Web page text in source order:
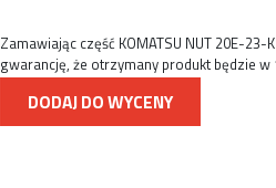
Zamawiając część KOMATSU NUT 20E-23-
gwarancję, że otrzymany produkt będzie w
DODAJ DO WYCENY